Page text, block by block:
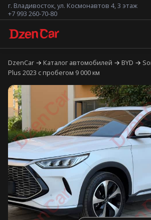
г. Владивосток, ул. Космонавтов 4, 3 этаж
+7 993 260-70-80
DzenCar Каталог автомобилей BYD
Plus 2023 с пробегом 9 000 км